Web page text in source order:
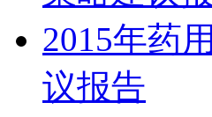
2015年药
议报告